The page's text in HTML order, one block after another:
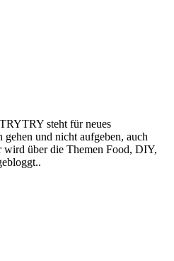
steht für neues
gehen und nicht aufgeben, auch
über die Themen Food, DIY,